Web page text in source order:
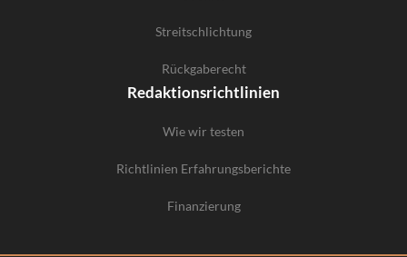
Streitschlichtung
Rückgaberecht
Redaktionsrichtlinien
Wie wir testen
Richtlinien Erfahrungsberichte
Finanzierung